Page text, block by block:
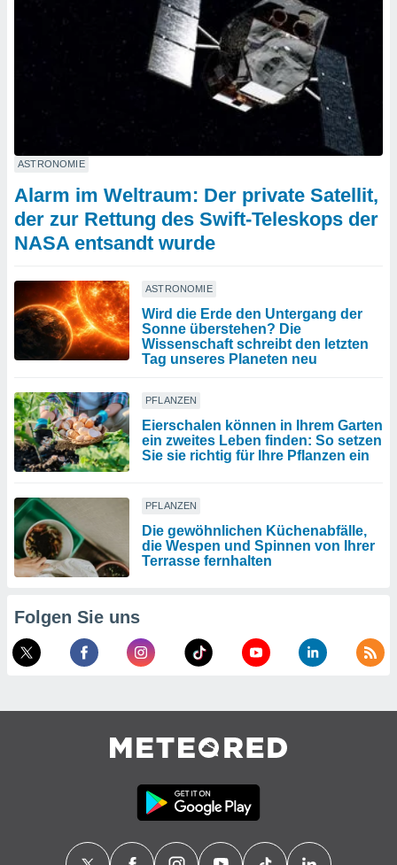
ASTRONOMIE
Alarm im Weltraum: Der private Satellit,
der zur Rettung des Swift-Teleskops der
NASA entsandt wurde
ASTRONOMIE
Wird die Erde den Untergang der
Sonne überstehen? Die
Wissenschaft schreibt den letzten
Tag unseres Planeten neu
PFLANZEN
Eierschalen können in Ihrem Garten
ein zweites Leben finden: So setzen
Sie sie richtig für Ihre Pflanzen ein
PFLANZEN
Die gewöhnlichen Küchenabfälle,
die Wespen und Spinnen von Ihrer
Terrasse fernhalten
Folgen Sie uns